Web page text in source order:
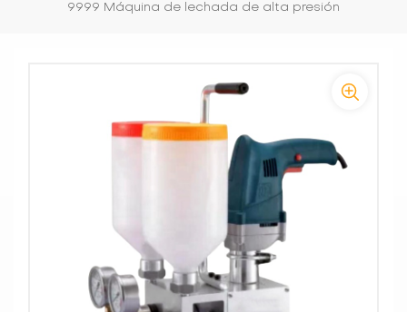
9999 Máquina de lechada de alta presión